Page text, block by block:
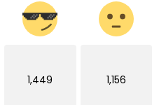
1,449 1,156